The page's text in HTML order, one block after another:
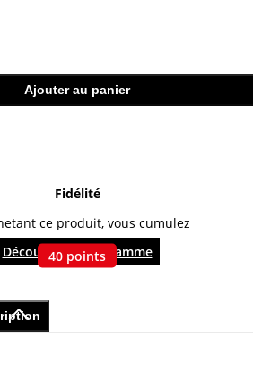
Ajouter au panier
Fidélité
ce produit, vous cumulez
40 points
Découvrir le programme